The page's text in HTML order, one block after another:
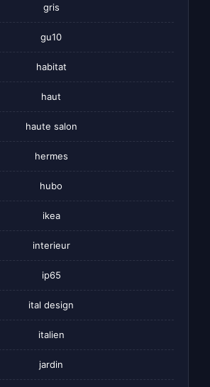
gris
gu10
habitat
haut
haute salon
hermes
hubo
ikea
interieur
ip65
ital design
italien
jardin